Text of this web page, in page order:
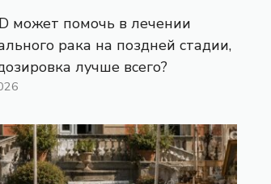
может помочь в лечении
рака на поздней стадии,
лучше всего?